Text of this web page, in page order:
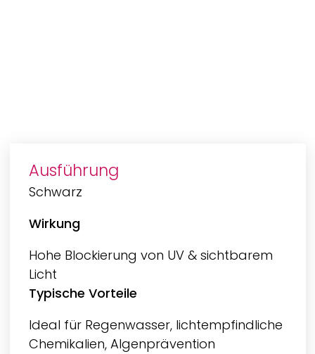
Ausführung
Schwarz
Wirkung
Hohe Blockierung von UV & sichtbarem
Licht
Typische Vorteile
Ideal für Regenwasser, lichtempfindliche
Chemikalien, Algenprävention